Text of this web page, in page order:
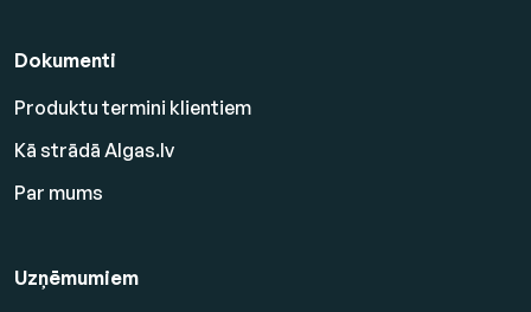
Dokumenti
Produktu termini klientiem
Kā strādā Algas.lv
Par mums
Uzņēmumiem